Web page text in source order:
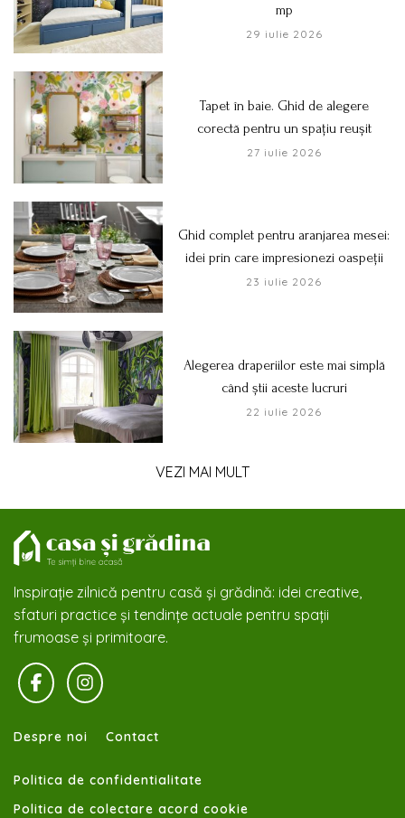
mp
29 iulie 2026
Tapet în baie. Ghid de alegere
corectă pentru un spațiu reușit
27 iulie 2026
Ghid complet pentru aranjarea mesei:
idei prin care impresionezi oaspeții
23 iulie 2026
Alegerea draperiilor este mai simplă
când știi aceste lucruri
22 iulie 2026
VEZI MAI MULT
Inspirație zilnică pentru casă și grădină: idei creative,
sfaturi practice și tendințe actuale pentru spații
frumoase și primitoare.
Despre noi Contact
Politica de confidentialitate
Politica de colectare acord cookie